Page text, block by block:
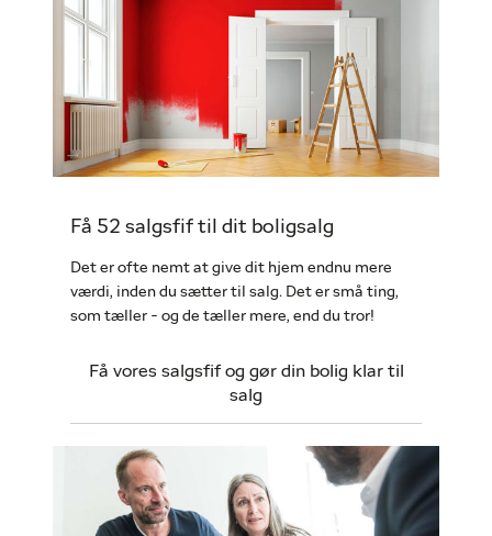
Få 52 salgsfif til dit boligsalg
Det er ofte nemt at give dit hjem endnu mere
værdi, inden du sætter til salg. Det er små ting,
som tæller - og de tæller mere, end du tror!
Få vores salgsfif og gør din bolig klar til
salg